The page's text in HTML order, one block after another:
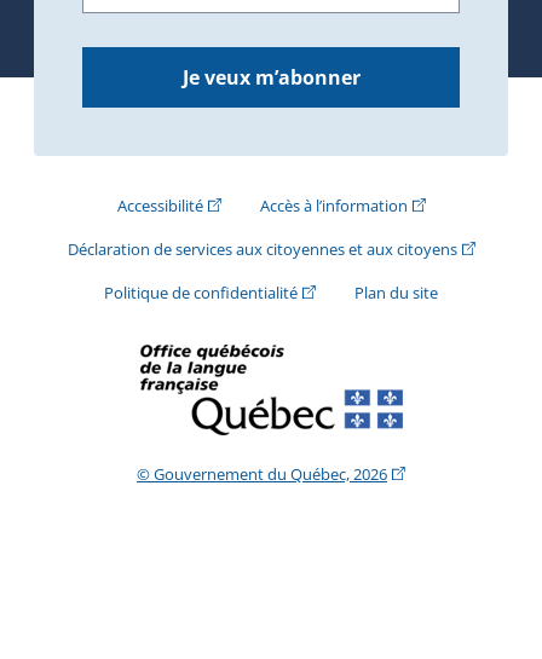
Je veux m’abonner
Accessibilité(Cet hyperlien externe s'ouvrira dans une
Accès à l’information(Cet hyperlien
Déclaration de services aux citoyennes et aux citoyens(Cet
Politique de confidentialité(Cet hyperlien externe s'ouvrira
Plan du site
© Gouvernement du Québec, 2026(Cet hyperlien